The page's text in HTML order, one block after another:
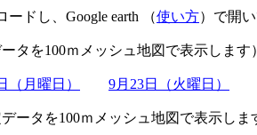
ドし、Google earth （使い方）で開
タを100ｍメッシュ地図で表示します）
（月曜日） 9月23日（火曜日）
ータを100ｍメッシュ地図で表示しま